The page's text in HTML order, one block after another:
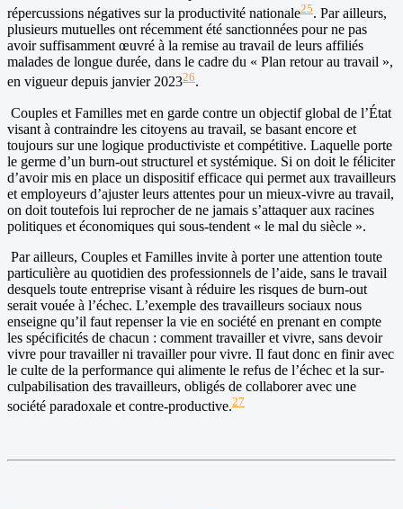
répercussions négatives sur la productivité nationale25. Par ailleurs,
plusieurs mutuelles ont récemment été sanctionnées pour ne pas
avoir suffisamment œuvré à la remise au travail de leurs affiliés
malades de longue durée, dans le cadre du « Plan retour au travail »,
en vigueur depuis janvier 202326.
Couples et Familles met en garde contre un objectif global de l’État
visant à contraindre les citoyens au travail, se basant encore et
toujours sur une logique productiviste et compétitive. Laquelle porte
le germe d’un burn-out structurel et systémique. Si on doit le féliciter
d’avoir mis en place un dispositif efficace qui permet aux travailleurs
et employeurs d’ajuster leurs attentes pour un mieux-vivre au travail,
on doit toutefois lui reprocher de ne jamais s’attaquer aux racines
politiques et économiques qui sous-tendent « le mal du siècle ».
Par ailleurs, Couples et Familles invite à porter une attention toute
particulière au quotidien des professionnels de l’aide, sans le travail
desquels toute entreprise visant à réduire les risques de burn-out
serait vouée à l’échec. L’exemple des travailleurs sociaux nous
enseigne qu’il faut repenser la vie en société en prenant en compte
les spécificités de chacun : comment travailler et vivre, sans devoir
vivre pour travailler ni travailler pour vivre. Il faut donc en finir avec
le culte de la performance qui alimente le refus de l’échec et la sur-
culpabilisation des travailleurs, obligés de collaborer avec une
société paradoxale et contre-productive.27